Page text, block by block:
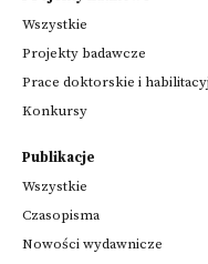
Wszystkie
Projekty badawcze
Prace doktorskie i
Konkursy
Publikacje
Wszystkie
Czasopisma
Nowości wydawnicze